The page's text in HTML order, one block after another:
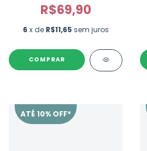
R$69,90
6 x de R$11,65 sem juros
ATÉ 10% OFF*